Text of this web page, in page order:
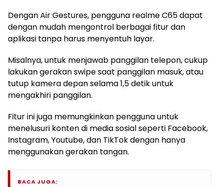
Dengan Air Gestures, pengguna realme C65 dapat
dengan mudah mengontrol berbagai fitur dan
aplikasi tanpa harus menyentuh layar.
Misalnya, untuk menjawab panggilan telepon, cukup
lakukan gerakan swipe saat panggilan masuk, atau
tutup kamera depan selama 1,5 detik untuk
mengakhiri panggilan.
Fitur ini juga memungkinkan pengguna untuk
menelusuri konten di media sosial seperti Facebook,
Instagram, Youtube, dan TikTok dengan hanya
menggunakan gerakan tangan.
BACA JUGA: